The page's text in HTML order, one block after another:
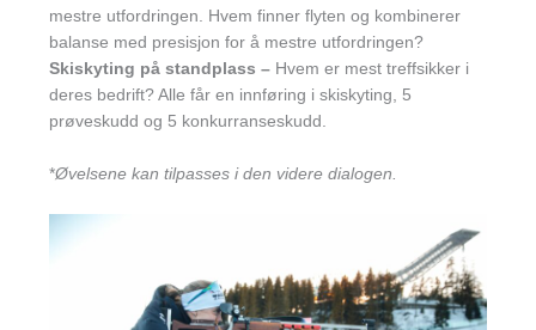
mestre utfordringen. Hvem finner flyten og kombinerer
balanse med presisjon for å mestre utfordringen?
Skiskyting på standplass – Hvem er mest treffsikker i
deres bedrift? Alle får en innføring i skiskyting, 5
prøveskudd og 5 konkurranseskudd.
*Øvelsene kan tilpasses i den videre dialogen.